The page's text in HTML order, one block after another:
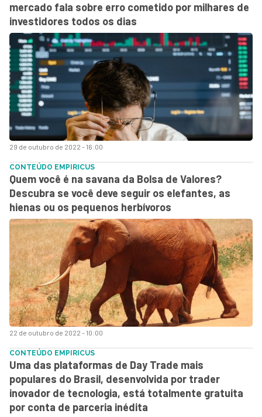
29 de outubro de 2022 - 16:00
mercado fala sobre erro cometido por milhares de
investidores todos os dias
22 de outubro de 2022 - 10:00
CONTEÚDO EMPIRICUS
Quem você é na savana da Bolsa de Valores?
Descubra se você deve seguir os elefantes, as
hienas ou os pequenos herbívoros
CONTEÚDO EMPIRICUS
Uma das plataformas de Day Trade mais
populares do Brasil, desenvolvida por trader
inovador de tecnologia, está totalmente gratuita
por conta de parceria inédita